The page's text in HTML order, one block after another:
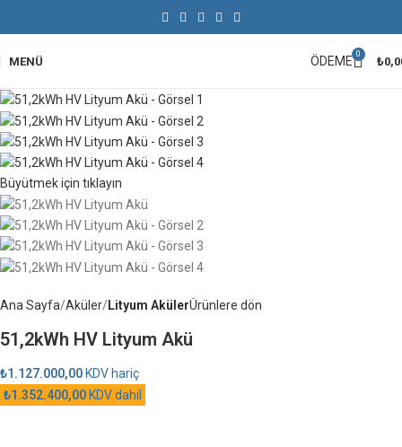
MENÜ ÖDEME 0
₺
Büyütmek için tıklayın
Ana Sayfa Aküler Lityum AkülerÜrünlere dön
51,2kWh HV Lityum Akü
₺1.127.000,00 KDV hariç
₺1.352.400,00 KDV dahil